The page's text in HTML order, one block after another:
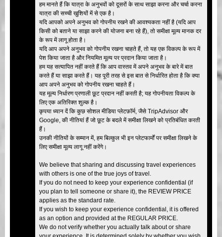
हम मानते हैं कि यात्रा के अनुभवों को दूसरों के साथ साझा करना और चर्चा करना
यात्रा की सच्ची खुशियों में से एक है।
यदि आपको अपने अनुभव को गोपनीय रखने की आवश्यकता नहीं है (यदि आप
किसी को बताने या साझा करने की योजना बना रहे हैं), तो समीक्षा मूल्य मानक दर
के रूप में लागू होता है।
यदि आप अपने अनुभव को गोपनीय रखना चाहते हैं, तो यह एक विकल्प के रूप में
पेश किया जाता है और नियमित मूल्य पर प्रदान किया जाता है।
हम यह सत्यापित नहीं करते हैं कि आप वास्तव में अपने अनुभव के बारे में बात
करते हैं या साझा करते हैं। यह पूरी तरह से इस बात से निर्धारित होता है कि क्या
आप अपने अनुभव को गोपनीय रखना चाहते हैं।
यह मूल्य निर्धारण प्रणाली छूट प्रदान नहीं करती है; यह गोपनीयता विकल्प के
लिए एक अतिरिक्त शुल्क है।
कृपया ध्यान दें कि कुछ सोशल मीडिया प्लेटफ़ॉर्म, जैसे TripAdvisor और
Google, की नीतियां हैं जो छूट के बदले में समीक्षा लिखने को प्रतिबंधित करती
हैं।
उनकी नीतियों के सम्मान में, हम बिल्कुल भी इन प्लेटफार्मों पर समीक्षा लिखने के
लिए समीक्षा मूल्य लागू नहीं करेंगे।
We believe that sharing and discussing travel experiences
with others is one of the true joys of travel.
If you do not need to keep your experience confidential (if
you plan to tell someone or share it), the REVIEW PRICE
applies as the standard rate.
If you wish to keep your experience confidential, it is offered
as an option and provided at the REGULAR PRICE.
We do not verify whether you actually talk about or share